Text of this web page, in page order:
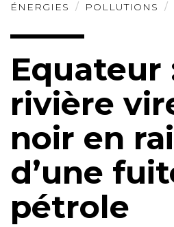
ÉNERGIES POLLUTIONS
Equateur
rivière
noir en
d’une
pétrole